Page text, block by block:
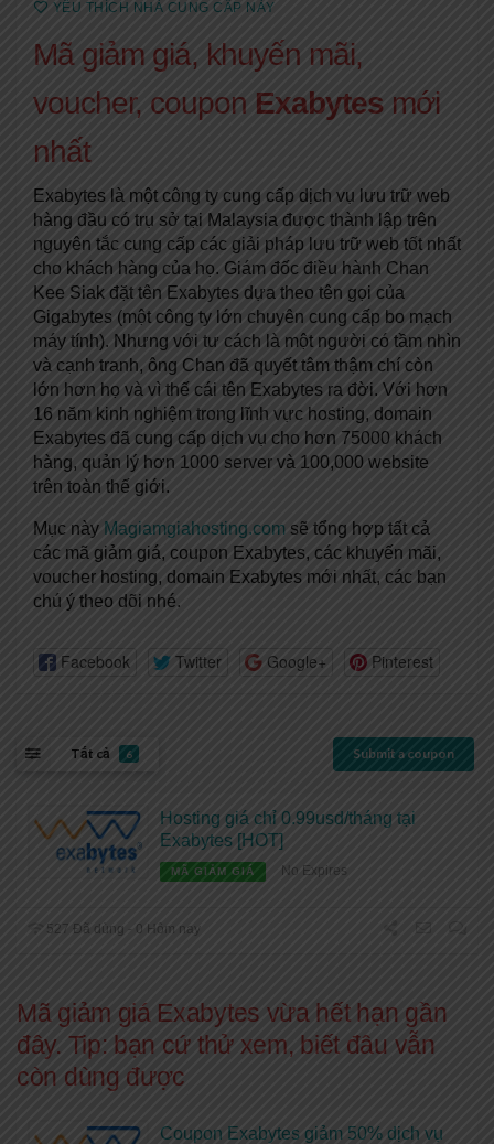
YÊU THÍCH NHÀ CUNG CẤP NÀY
Mã giảm giá, khuyến mãi,
voucher, coupon Exabytes mới
nhất
Exabytes là một công ty cung cấp dịch vụ lưu trữ web
hàng đầu có trụ sở tại Malaysia được thành lập trên
nguyên tắc cung cấp các giải pháp lưu trữ web tốt nhất
cho khách hàng của họ. Giám đốc điều hành Chan
Kee Siak đặt tên Exabytes dựa theo tên gọi của
Gigabytes (một công ty lớn chuyên cung cấp bo mạch
máy tính). Nhưng với tư cách là một người có tầm nhìn
và cạnh tranh, ông Chan đã quyết tâm thậm chí còn
lớn hơn họ và vì thế cái tên Exabytes ra đời. Với hơn
16 năm kinh nghiệm trong lĩnh vực hosting, domain
Exabytes đã cung cấp dịch vụ cho hơn 75000 khách
hàng, quản lý hơn 1000 server và 100,000 website
trên toàn thế giới.
Mục này Magiamgiahosting.com sẽ tổng hợp tất cả
các mã giảm giá, coupon Exabytes, các khuyến mãi,
voucher hosting, domain Exabytes mới nhất, các bạn
chú ý theo dõi nhé.
Facebook Twitter Google+ Pinterest
Tất cả 6 Submit a coupon
Hosting giá chỉ 0.99usd/tháng tại
Exabytes [HOT]
MÃ GIẢM GIÁ No Expires
527 Đã dùng - 0 Hôm nay
Mã giảm giá Exabytes vừa hết hạn gần
đây. Tip: bạn cứ thử xem, biết đâu vẫn
còn dùng được
Coupon Exabytes giảm 50% dịch vụ